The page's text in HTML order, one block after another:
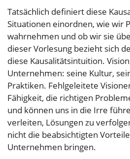
Tatsächlich definiert diese
Situationen einordnen, wie wir
wahrnehmen und ob wir sie
dieser Vorlesung bezieht sich
diese Kausalitätsintuition.
Unternehmen: seine Kultur,
Praktiken. Fehlgeleitete
Fähigkeit, die richtigen
und können uns in die Irre
verleiten, Lösungen zu
nicht die beabsichtigten
Unternehmen bringen.